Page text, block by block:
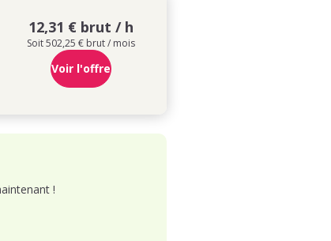
12,31 € brut / h
Soit 502,25 € brut / mois
Voir l'offre
!